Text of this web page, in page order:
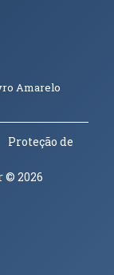
Amarelo
nova janela)
Proteção de
© 2026